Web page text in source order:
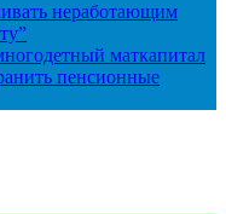
неработающим
маткапитал
пенсионные